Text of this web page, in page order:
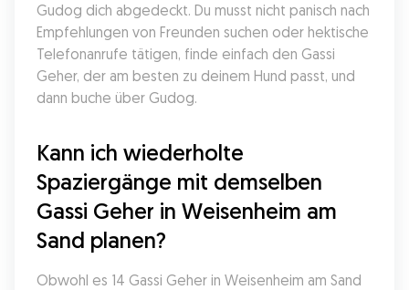
Gudog dich abgedeckt. Du musst nicht panisch nach
Empfehlungen von Freunden suchen oder hektische
Telefonanrufe tätigen, finde einfach den Gassi
Geher, der am besten zu deinem Hund passt, und
dann buche über Gudog.
Kann ich wiederholte
Spaziergänge mit demselben
Gassi Geher in Weisenheim am
Sand planen?
Obwohl es 14 Gassi Geher in Weisenheim am Sand